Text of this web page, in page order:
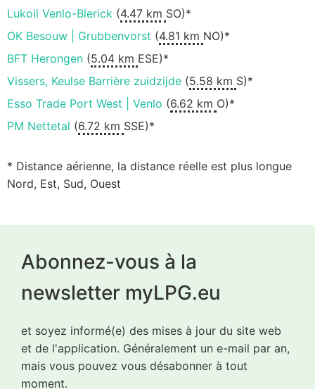
Lukoil Venlo-Blerick (4.47 km SO)*
OK Besouw | Grubbenvorst (4.81 km NO)*
BFT Herongen (5.04 km ESE)*
Vissers, Keulse Barrière zuidzijde (5.58 km S)*
Esso Trade Port West | Venlo (6.62 km O)*
PM Nettetal (6.72 km SSE)*
* Distance aérienne, la distance réelle est plus longue
Nord, Est, Sud, Ouest
Abonnez-vous à la
newsletter myLPG.eu
et soyez informé(e) des mises à jour du site web
et de l'application. Généralement un e-mail par an,
mais vous pouvez vous désabonner à tout
moment.